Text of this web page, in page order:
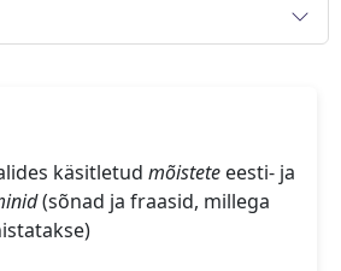
käsitletud mõistete eesti- ja
(sõnad ja fraasid, millega